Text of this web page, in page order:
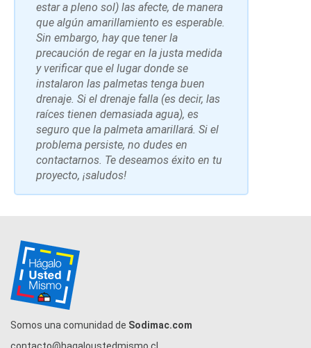
estar a pleno sol) las afecte, de manera
que algún amarillamiento es esperable.
Sin embargo, hay que tener la
precaución de regar en la justa medida
y verificar que el lugar donde se
instalaron las palmetas tenga buen
drenaje. Si el drenaje falla (es decir, las
raíces tienen demasiada agua), es
seguro que la palmeta amarillará. Si el
problema persiste, no dudes en
contactarnos. Te deseamos éxito en tu
proyecto, ¡saludos!
Somos una comunidad de Sodimac.com